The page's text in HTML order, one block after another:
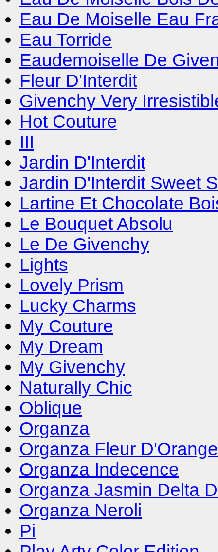
Eau De Moiselle Eau
Eau Torride
Eaudemoiselle De
Fleur D'Interdit
Givenchy Very
Hot Couture
III
Jardin D'Interdit
Jardin D'Interdit Sweet
Lartine Et Chocolate
Le Bouquet Absolu
Le De Givenchy
Lights
Lovely Prism
Lucky Charms
My Couture
My Dream
My Givenchy
Naturally Chic
Oblique
Organza
Organza Fleur
Organza Indecence
Organza Jasmin Delta
Organza Neroli
Pi